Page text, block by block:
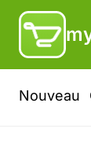
Nouveau